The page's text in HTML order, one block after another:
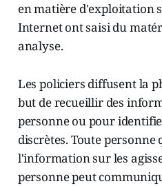
en matière d'exploitation
Internet ont saisi du
analyse.
Les policiers diffusent la
but de recueillir des
personne ou pour
discrètes. Toute
l'information sur les
personne peut